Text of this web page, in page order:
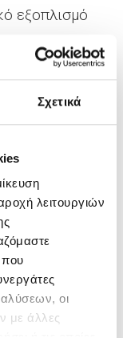
Σχετικά
λειτουργιών
οι
με άλλες
εξοπλισμό
όλη την